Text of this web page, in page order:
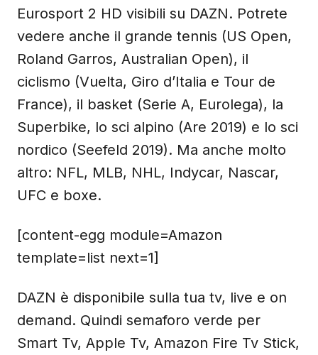
Eurosport 2 HD visibili su DAZN. Potrete
vedere anche il grande tennis (US Open,
Roland Garros, Australian Open), il
ciclismo (Vuelta, Giro d’Italia e Tour de
France), il basket (Serie A, Eurolega), la
Superbike, lo sci alpino (Are 2019) e lo sci
nordico (Seefeld 2019). Ma anche molto
altro: NFL, MLB, NHL, Indycar, Nascar,
UFC e boxe.
[content-egg module=Amazon
template=list next=1]
DAZN è disponibile sulla tua tv, live e on
demand. Quindi semaforo verde per
Smart Tv, Apple Tv, Amazon Fire Tv Stick,